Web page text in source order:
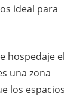
ideal para
hospedaje el
una zona
los espacios